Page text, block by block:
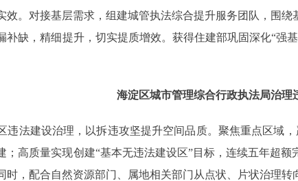
效。对接基层需求，组建城管执法综合提升服务团队，围
补缺，精细提升，切实提质增效。获得住建部巩固深化“强
海淀区城市管理综合行政执法局治理
法建设治理，以拆违攻坚提升空间品质。聚焦重点区域，
；高质量实现创建“基本无违法建设区”目标，连续五年超
时，配合自然资源部门、属地相关部门从点状、片状治理